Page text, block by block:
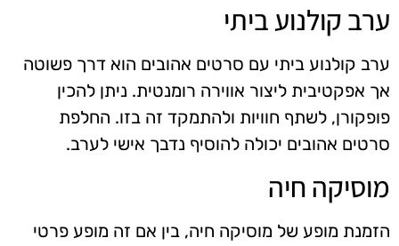
ערב קולנוע ביתי
ערב קולנוע ביתי עם סרטים אהובים הוא דרך פשוטה
אך אפקטיבית ליצור אווירה רומנטית. ניתן להכין
פופקורן, לשתף חוויות ולהתמקד זה בזו. החלפת
סרטים אהובים יכולה להוסיף נדבך אישי לערב.
מוסיקה חיה
הזמנת מופע של מוסיקה חיה, בין אם זה מופע פרטי